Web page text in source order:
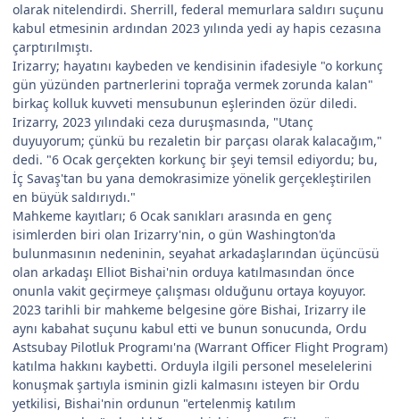
olarak nitelendirdi. Sherrill, federal memurlara saldırı suçunu
kabul etmesinin ardından 2023 yılında yedi ay hapis cezasına
çarptırılmıştı.
Irizarry; hayatını kaybeden ve kendisinin ifadesiyle "o korkunç
gün yüzünden partnerlerini toprağa vermek zorunda kalan"
birkaç kolluk kuvveti mensubunun eşlerinden özür diledi.
Irizarry, 2023 yılındaki ceza duruşmasında, "Utanç
duyuyorum; çünkü bu rezaletin bir parçası olarak kalacağım,"
dedi. "6 Ocak gerçekten korkunç bir şeyi temsil ediyordu; bu,
İç Savaş'tan bu yana demokrasimize yönelik gerçekleştirilen
en büyük saldırıydı."
Mahkeme kayıtları; 6 Ocak sanıkları arasında en genç
isimlerden biri olan Irizarry'nin, o gün Washington'da
bulunmasının nedeninin, seyahat arkadaşlarından üçüncüsü
olan arkadaşı Elliot Bishai'nin orduya katılmasından önce
onunla vakit geçirmeye çalışması olduğunu ortaya koyuyor.
2023 tarihli bir mahkeme belgesine göre Bishai, Irizarry ile
aynı kabahat suçunu kabul etti ve bunun sonucunda, Ordu
Astsubay Pilotluk Programı'na (Warrant Officer Flight Program)
katılma hakkını kaybetti. Orduyla ilgili personel meselelerini
konuşmak şartıyla isminin gizli kalmasını isteyen bir Ordu
yetkilisi, Bishai'nin ordunun "ertelenmiş katılım